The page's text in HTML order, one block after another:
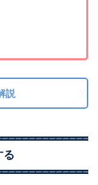
説
る